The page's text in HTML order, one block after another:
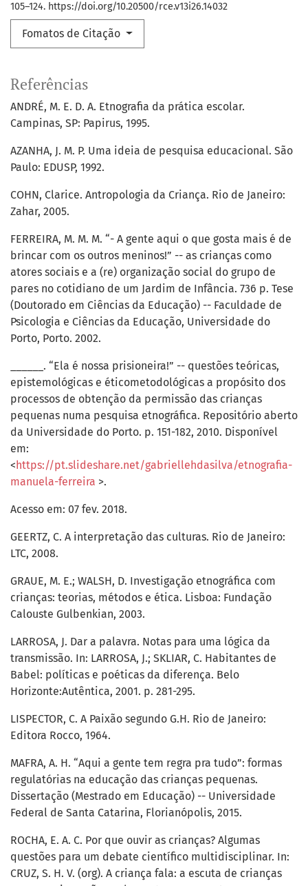
105–124. https://doi.org/10.20500/rce.v13i26.14032
Fomatos de Citação
Referências
ANDRÉ, M. E. D. A. Etnografia da prática escolar.
Campinas, SP: Papirus, 1995.
AZANHA, J. M. P. Uma ideia de pesquisa educacional. São
Paulo: EDUSP, 1992.
COHN, Clarice. Antropologia da Criança. Rio de Janeiro:
Zahar, 2005.
FERREIRA, M. M. M. “- A gente aqui o que gosta mais é de
brincar com os outros meninos!” -- as crianças como
atores sociais e a (re) organização social do grupo de
pares no cotidiano de um Jardim de Infância. 736 p. Tese
(Doutorado em Ciências da Educação) -- Faculdade de
Psicologia e Ciências da Educação, Universidade do
Porto, Porto. 2002.
______. “Ela é nossa prisioneira!” -- questões teóricas,
epistemológicas e éticometodológicas a propósito dos
processos de obtenção da permissão das crianças
pequenas numa pesquisa etnográfica. Repositório aberto
da Universidade do Porto. p. 151-182, 2010. Disponível
em:
< https://pt.slideshare.net/gabriellehdasilva/etnografia-
manuela-ferreira >.
Acesso em: 07 fev. 2018.
GEERTZ, C. A interpretação das culturas. Rio de Janeiro:
LTC, 2008.
GRAUE, M. E.; WALSH, D. Investigação etnográfica com
crianças: teorias, métodos e ética. Lisboa: Fundação
Calouste Gulbenkian, 2003.
LARROSA, J. Dar a palavra. Notas para uma lógica da
transmissão. In: LARROSA, J.; SKLIAR, C. Habitantes de
Babel: políticas e poéticas da diferença. Belo
Horizonte:Autêntica, 2001. p. 281-295.
LISPECTOR, C. A Paixão segundo G.H. Rio de Janeiro:
Editora Rocco, 1964.
MAFRA, A. H. “Aqui a gente tem regra pra tudo”: formas
regulatórias na educação das crianças pequenas.
Dissertação (Mestrado em Educação) -- Universidade
Federal de Santa Catarina, Florianópolis, 2015.
ROCHA, E. A. C. Por que ouvir as crianças? Algumas
questões para um debate científico multidisciplinar. In:
CRUZ, S. H. V. (org). A criança fala: a escuta de crianças